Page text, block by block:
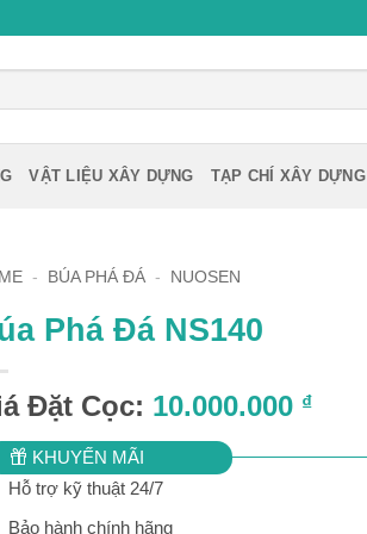
VẬT LIỆU XÂY DỰNG TẠP CHÍ XÂY DỰNG
- BÚA PHÁ ĐÁ - NUOSEN
Phá Đá NS140
Đặt Cọc: 10.000.000 ₫
KHUYẾN MÃI
Hỗ trợ kỹ thuật 24/7
Bảo hành chính hãng